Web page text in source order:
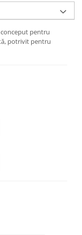
pentru
potrivit pentru